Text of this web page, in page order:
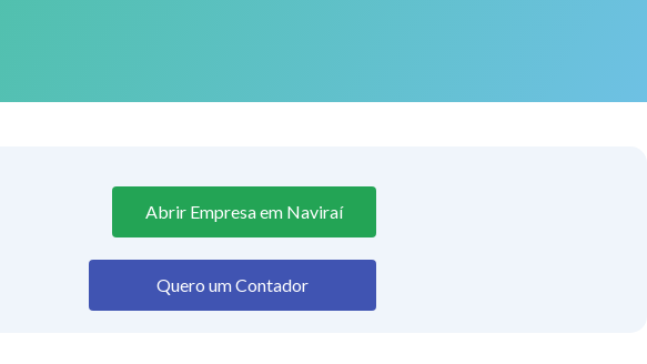
Abrir Empresa em Naviraí
Quero um Contador